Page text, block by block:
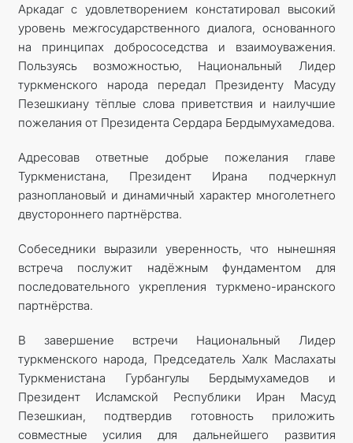
Аркадаг с удовлетворением констатировал высокий
уровень межгосударственного диалога, основанного
на принципах добрососедства и взаимоуважения.
Пользуясь возможностью, Национальный Лидер
туркменского народа передал Президенту Масуду
Пезешкиану тёплые слова приветствия и наилучшие
пожелания от Президента Сердара Бердымухамедова.
Адресовав ответные добрые пожелания главе
Туркменистана, Президент Ирана подчеркнул
разноплановый и динамичный характер многолетнего
двустороннего партнёрства.
Собеседники выразили уверенность, что нынешняя
встреча послужит надёжным фундаментом для
последовательного укрепления туркмено-иранского
партнёрства.
В завершение встречи Национальный Лидер
туркменского народа, Председатель Халк Маслахаты
Туркменистана Гурбангулы Бердымухамедов и
Президент Исламской Республики Иран Масуд
Пезешкиан, подтвердив готовность приложить
совместные усилия для дальнейшего развития